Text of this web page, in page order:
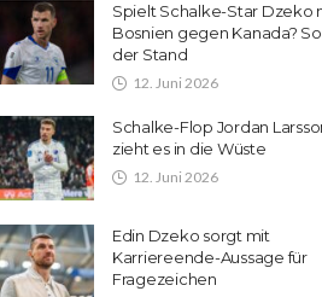
Spielt Schalke-Star Dzeko
Bosnien gegen Kanada?
der Stand
12. Juni 2026
Schalke-Flop Jordan
zieht es in die Wüste
12. Juni 2026
Edin Dzeko sorgt mit
Karriereende-Aussage für
Fragezeichen